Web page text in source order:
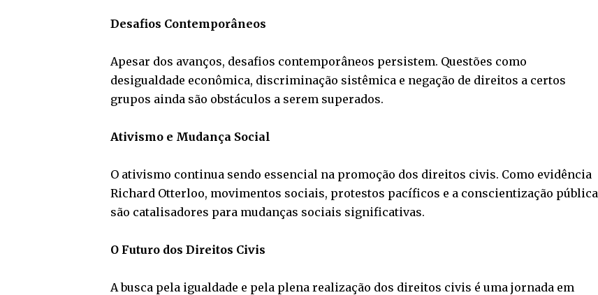
Desafios Contemporâneos
Apesar dos avanços, desafios contemporâneos persistem. Questões como
desigualdade econômica, discriminação sistêmica e negação de direitos a certos
grupos ainda são obstáculos a serem superados.
Ativismo e Mudança Social
O ativismo continua sendo essencial na promoção dos direitos civis. Como evidência
Richard Otterloo, movimentos sociais, protestos pacíficos e a conscientização pública
são catalisadores para mudanças sociais significativas.
O Futuro dos Direitos Civis
A busca pela igualdade e pela plena realização dos direitos civis é uma jornada em